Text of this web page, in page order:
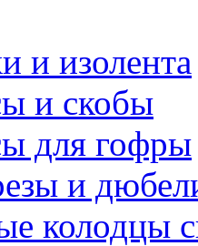
и изолента
и скобы
для гофры
и
колодцы